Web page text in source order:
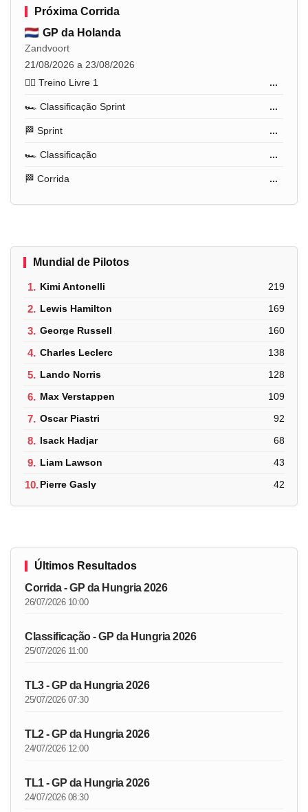
Próxima Corrida
GP da Holanda
Zandvoort
21/08/2026 a 23/08/2026
🏋️‍♂️ Treino Livre 1
...
🏎️ Classificação Sprint ...
🏁 Sprint ...
🏎️ Classificação ...
🏁 Corrida ...
Mundial de Pilotos
1. Kimi Antonelli 219
2. Lewis Hamilton 169
3. George Russell 160
4. Charles Leclerc 138
5. Lando Norris 128
6. Max Verstappen 109
7. Oscar Piastri 92
8. Isack Hadjar 68
9. Liam Lawson 43
10.Pierre Gasly 42
Últimos Resultados
Corrida - GP da Hungria 2026
26/07/2026 10:00
Classificação - GP da Hungria 2026
25/07/2026 11:00
TL3 - GP da Hungria 2026
25/07/2026 07:30
TL2 - GP da Hungria 2026
24/07/2026 12:00
TL1 - GP da Hungria 2026
24/07/2026 08:30